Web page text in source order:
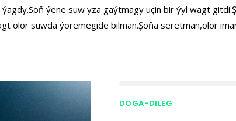
ýene suw yza gaýtmagy uçin bir ýyl wagt
olor suwda ýöremegide bilman.Şoňa seretman,olor
DOGA-DILEG